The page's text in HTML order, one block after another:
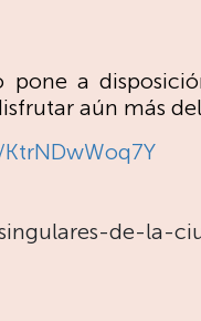
pone a
aún más
de-la-